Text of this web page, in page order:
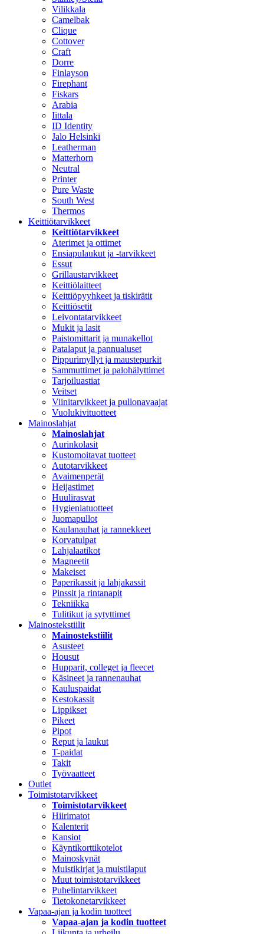
Vilikkala
Camelbak
Clique
Cottover
Craft
Dorre
Finlayson
Firephant
Fiskars
Arabia
Iittala
ID Identity
Jalo Helsinki
Leatherman
Matterhorn
Neutral
Printer
Pure Waste
South West
Thermos
Keittiötarvikkeet
Keittiötarvikkeet
Aterimet ja ottimet
Ensiapulaukut ja -tarvikkeet
Essut
Grillaustarvikkeet
Keittiölaitteet
Keittiöpyyhkeet ja tiskirätit
Keittiösetit
Leivontatarvikkeet
Mukit ja lasit
Paistomittarit ja munakellot
Patalaput ja pannualuset
Pippurimyllyt ja maustepurkit
Sammuttimet ja palohälyttimet
Tarjoiluastiat
Veitset
Viinitarvikkeet ja pullonavaajat
Vuolukivituotteet
Mainoslahjat
Mainoslahjat
Aurinkolasit
Kustomoitavat tuotteet
Autotarvikkeet
Avaimenperät
Heijastimet
Huulirasvat
Hygieniatuotteet
Juomapullot
Kaulanauhat ja rannekkeet
Korvatulpat
Lahjalaatikot
Magneetit
Makeiset
Paperikassit ja lahjakassit
Pinssit ja rintanapit
Tekniikka
Tulitikut ja sytyttimet
Mainostekstiilit
Mainostekstiilit
Asusteet
Housut
Hupparit, colleget ja fleecet
Käsineet ja rannenauhat
Kauluspaidat
Kestokassit
Lippikset
Pikeet
Pipot
Reput ja laukut
T-paidat
Takit
Työvaatteet
Outlet
Toimistotarvikkeet
Toimistotarvikkeet
Hiirimatot
Kalenterit
Kansiot
Käyntikorttikotelot
Mainoskynät
Muistikirjat ja muistilaput
Muut toimistotarvikkeet
Puhelintarvikkeet
Tietokonetarvikkeet
Vapaa-ajan ja kodin tuotteet
Vapaa-ajan ja kodin tuotteet